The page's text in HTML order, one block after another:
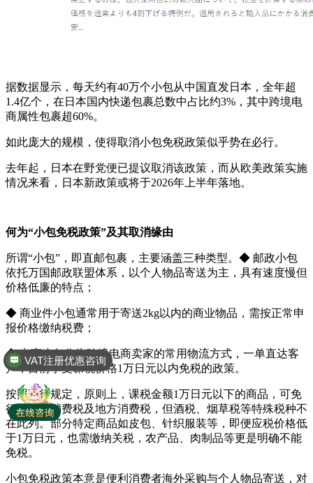
据数据显示，每天约有40万个小包从中国直发日本，全年超
1.4亿个，在日本国内快递包裹总数中占比约3%，其中跨境电
商属性包裹超60%。
如此庞大的规模，使得取消小包免税政策似乎势在必行。
去年起，日本在野党便已提议取消该政策，而从欧美政策实施
情况来看，日本新政策或将于2026年上半年落地。
何为“小包免税政策”及其取消缘由
所谓“小包”，即直邮包裹，主要涵盖三种类型。◆ 邮政小包
依托万国邮政联盟体系，以个人物品寄送为主，具有速度慢但
价格低廉的特点；
◆ 商业件小包通常用于寄送2kg以内的商业物品，需按正常申
报价格缴纳税费；
◆ 电商小包作为跨境电商卖家的常用物流方式，一单直达客
户，目前享受课税价格1万日元以内免税的政策。
按照现行规定，原则上，课税金额1万日元以下的商品，可免
征关税、消费税及地方消费税，但酒税、烟草税等特殊税种不
在此列。部分特定商品如皮包、针织服装等，即便应税价格低
于1万日元，也需缴纳关税，农产品、肉制品等更是明确不能
免税。
小包免税政策本意是便利消费者海外采购与个人物品寄送，对
VAT注册优惠咨询